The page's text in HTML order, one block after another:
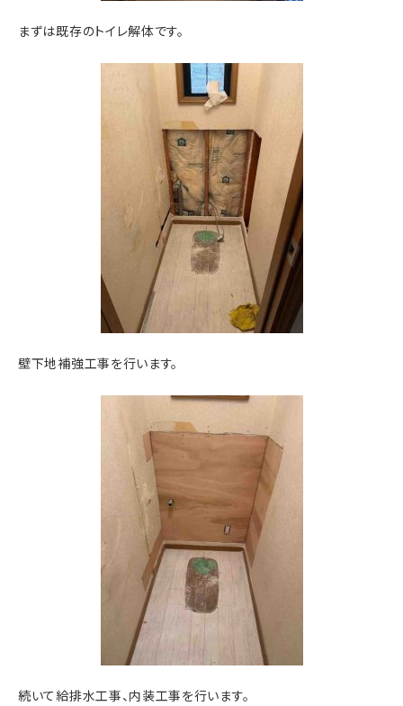
まずは既存のトイレ解体です。
壁下地補強工事を行います。
続いて給排水工事、内装工事を行います。